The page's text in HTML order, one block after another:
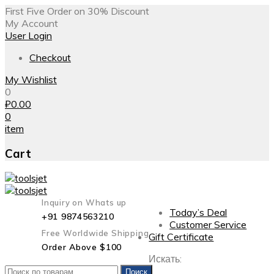
First Five Order on 30% Discount
My Account
User Login
Checkout
My Wishlist
0
₽0.00
0
item
Cart
Inquiry on Whats up
+91 9874563210
Free Worldwide Shipping
Order Above $100
Today’s Deal
Customer Service
Gift Certificate
Искать:
Поиск